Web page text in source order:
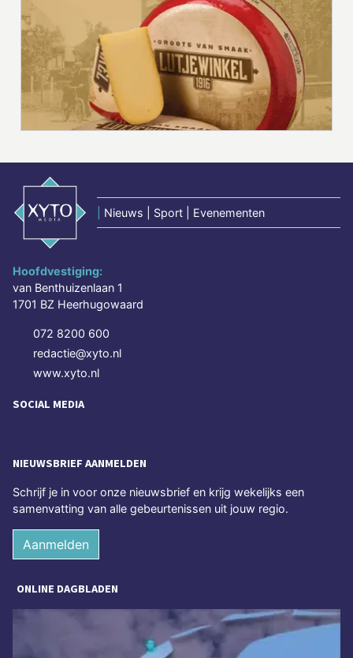
Nieuws | Sport | Evenementen
Hoofdvestiging:
van Benthuizenlaan 1
1701 BZ Heerhugowaard
072 8200 600
redactie@xyto.nl
www.xyto.nl
SOCIAL MEDIA
NIEUWSBRIEF AANMELDEN
Schrijf je in voor onze nieuwsbrief en krijg wekelijks een
samenvatting van alle gebeurtenissen uit jouw regio.
Aanmelden
ONLINE DAGBLADEN